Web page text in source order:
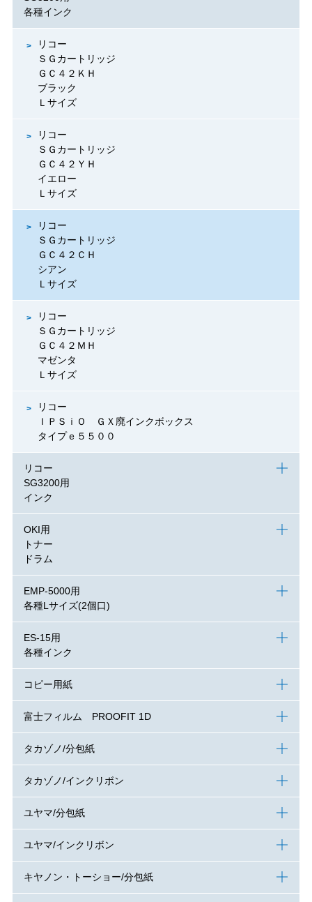
各種インク
リコー
ＳＧカートリッジ
ＧＣ４２ＫＨ
ブラック
Ｌサイズ
リコー
ＳＧカートリッジ
ＧＣ４２ＹＨ
イエロー
Ｌサイズ
リコー
ＳＧカートリッジ
ＧＣ４２ＣＨ
シアン
Ｌサイズ
リコー
ＳＧカートリッジ
ＧＣ４２ＭＨ
マゼンタ
Ｌサイズ
リコー
ＩＰＳｉＯ ＧＸ廃インクボックス
タイプｅ５５００
リコー
SG3200用
インク
OKI用
トナー
ドラム
EMP-5000用
各種Lサイズ(2個口)
ES-15用
各種インク
コピー用紙
富士フィルム PROOFIT 1D
タカゾノ/分包紙
タカゾノ/インクリボン
ユヤマ/分包紙
ユヤマ/インクリボン
キヤノン・トーショー/分包紙